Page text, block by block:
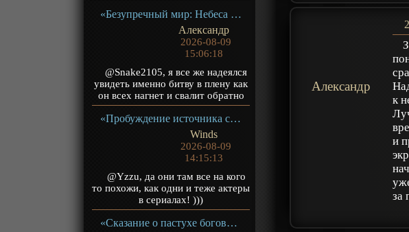
«Безупречный мир: Небеса в огне девяти бедствий» Фильм-2
Александр
2026-08-09
15:06:18
@Snake2105, я все же надеялся
увидеть именно битву в плену как
он всех нагнет и свалит обратно
«Пробуждение источника силы» ТВ-1
Winds
2026-08-09
14:15:13
@Yzzu, да они там все на кого
то похожи, как одни и теже актеры
в сериалах! )))
«Сказание о пастухе богов» ТВ-1
Александр
к
и
за